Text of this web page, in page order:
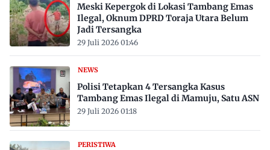
Meski Kepergok di Lokasi Tambang Emas
Ilegal, Oknum DPRD Toraja Utara Belum
Jadi Tersangka
29 Juli 2026 01:46
NEWS
Polisi Tetapkan 4 Tersangka Kasus
Tambang Emas Ilegal di Mamuju, Satu ASN
29 Juli 2026 01:18
PERISTIWA